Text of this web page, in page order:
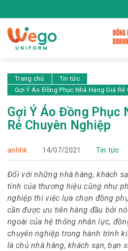
Trang chủ
Tin tức
Gợi Ý Áo Đồng Phục Nhà Hàng Giá Rẻ
Gợi Ý Áo Đồng Phục
Rẻ Chuyên Nghiệp
anhhk 14/07/2021 Tin tức
Đối với những nhà hàng, khách
tính của thương hiệu cũng như
nghiệp thì việc lựa chọn đồng
cần được ưu tiên hàng đầu bởi
ngoài của hệ thống nhân lực,
chuyên nghiệp trong hành trình
là chủ nhà hàng, khách sạn, bạn